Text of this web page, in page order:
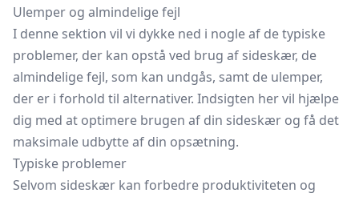
Ulemper og almindelige fejl
I denne sektion vil vi dykke ned i nogle af de typiske
problemer, der kan opstå ved brug af sideskær, de
almindelige fejl, som kan undgås, samt de ulemper,
der er i forhold til alternativer. Indsigten her vil hjælpe
dig med at optimere brugen af din sideskær og få det
maksimale udbytte af din opsætning.
Typiske problemer
Selvom sideskær kan forbedre produktiviteten og